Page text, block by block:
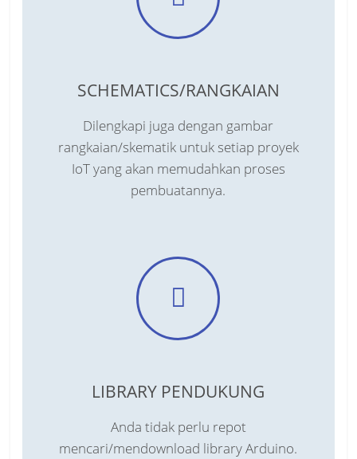
SCHEMATICS/RANGKAIAN
Dilengkapi juga dengan gambar
rangkaian/skematik untuk setiap proyek
IoT yang akan memudahkan proses
pembuatannya.
LIBRARY PENDUKUNG
Anda tidak perlu repot
mencari/mendownload library Arduino.